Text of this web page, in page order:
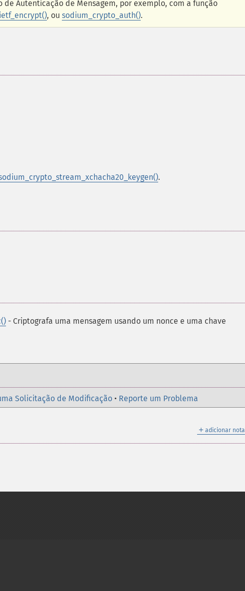
Autenticação de Mensagem, por exemplo, com a função
, ou sodium_crypto_auth().
.
- Criptografa uma mensagem usando um nonce e uma chave
Solicitação de Modificação • Reporte um Problema
＋ adicionar nota